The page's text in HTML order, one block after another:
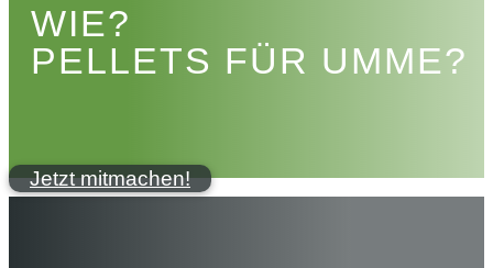
WIE?
PELLETS FÜR UMME?
Jetzt mitmachen!